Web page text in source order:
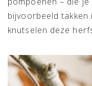
bijvoorbeeld takken
knutselen deze